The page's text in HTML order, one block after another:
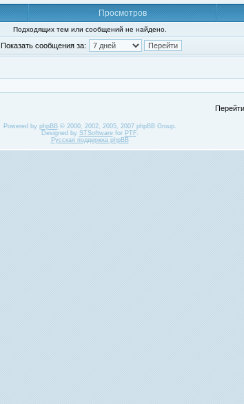
Просмотров
Подходящих тем или сообщений не найдено.
Показать сообщения за:
Powered by phpBB© 2000, 2002, 2005, 2007 phpBB Group.
Designed by STSoftwarefor PTF.
Русская поддержка phpBB